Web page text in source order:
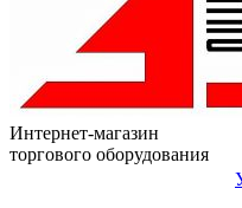
Интернет-магазин
торгового оборудования